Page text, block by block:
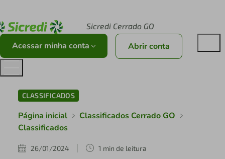
Sicredi Cerrado GO
Acessar minha conta Abrir conta
CLASSIFICADOS
Página inicial
Classificados Cerrado GO
Classificados
26/01/2024 1 min de leitura